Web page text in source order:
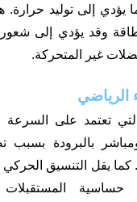
يؤدي إلى توليد حرارة.
وقد يؤدي إلى شعور
غير المتحركة.
الرياضي
تعتمد على السرعة
بالبرودة بسبب
كما يقل التنسيق